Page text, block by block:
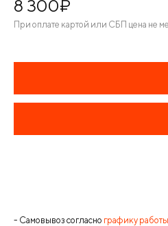
8 300¤
При оплате картой или СБП цена не
- Самовывоз согласно графику